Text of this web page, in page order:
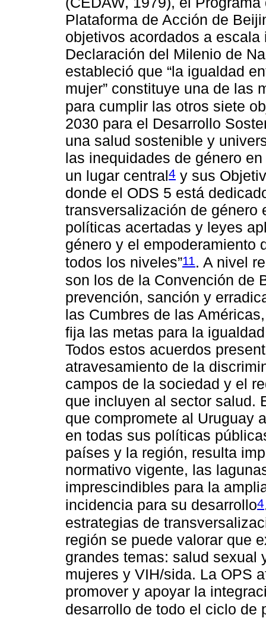
Plataforma de Acción de
objetivos acordados a
Declaración del Milenio de
estableció que “la igualdad
mujer” constituye una de las
para cumplir las otros siete
2030 para el Desarrollo
una salud sostenible y
las inequidades de género
un lugar central4 y sus
donde el ODS 5 está
transversalización de género
políticas acertadas y leyes
género y el empoderamiento
todos los niveles”11 . A nivel
son los de la Convención de
prevención, sanción y
las Cumbres de las
fija las metas para la
Todos estos acuerdos
atravesamiento de la
campos de la sociedad y el
que incluyen al sector salud.
que compromete al Uruguay
en todas sus políticas
países y la región, resulta
normativo vigente, las
imprescindibles para la
incidencia para su desarrollo4
estrategias de
región se puede valorar que
grandes temas: salud sexual
mujeres y VIH/sida. La OPS
promover y apoyar la
desarrollo de todo el ciclo de